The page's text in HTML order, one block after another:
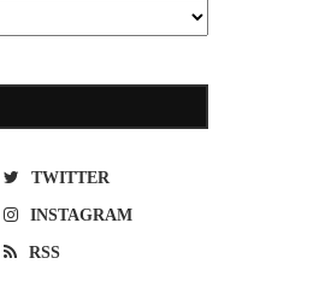
TWITTER
INSTAGRAM
RSS